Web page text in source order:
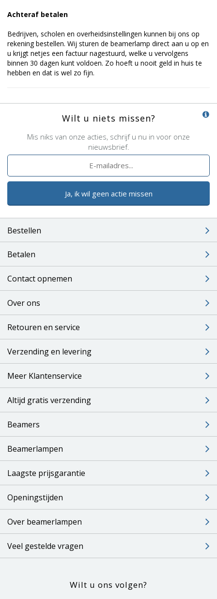
Achteraf betalen
Bedrijven, scholen en overheidsinstellingen kunnen bij ons op
rekening bestellen. Wij sturen de beamerlamp direct aan u op en
u krijgt netjes een factuur nagestuurd, welke u vervolgens
binnen 30 dagen kunt voldoen. Zo hoeft u nooit geld in huis te
hebben en dat is wel zo fijn.
Wilt u niets missen?
Mis niks van onze acties, schrijf u nu in voor onze
nieuwsbrief.
Ja, ik wil geen actie missen
Bestellen
Betalen
Contact opnemen
Over ons
Retouren en service
Verzending en levering
Meer Klantenservice
Altijd gratis verzending
Beamers
Beamerlampen
Laagste prijsgarantie
Openingstijden
Over beamerlampen
Veel gestelde vragen
Wilt u ons volgen?